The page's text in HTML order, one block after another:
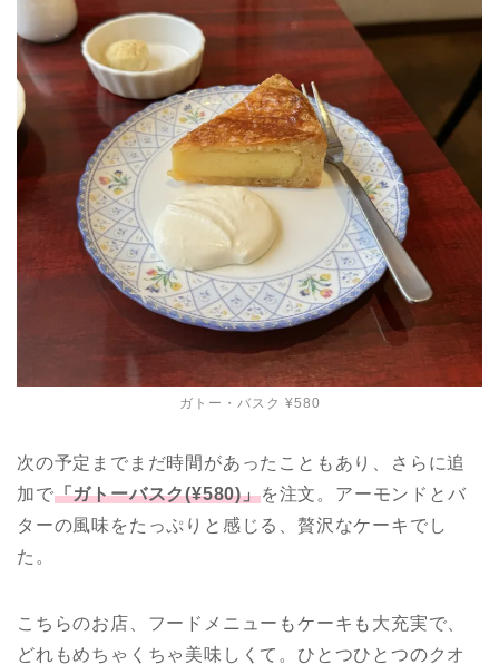
ガトー・バスク ¥580
次の予定までまだ時間があったこともあり、さらに追
加で「ガトーバスク(¥580)」を注文。アーモンドとバ
ターの風味をたっぷりと感じる、贅沢なケーキでし
た。
こちらのお店、フードメニューもケーキも大充実で、
どれもめちゃくちゃ美味しくて。ひとつひとつのクオ